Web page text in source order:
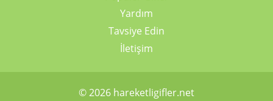
Yardım
Tavsiye Edin
İletişim
© 2026 hareketligifler.net